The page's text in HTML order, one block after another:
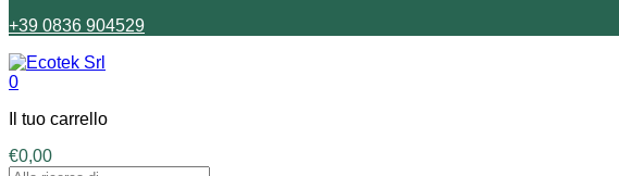
+39 0836 904529
0
Il tuo carrello
€0,00